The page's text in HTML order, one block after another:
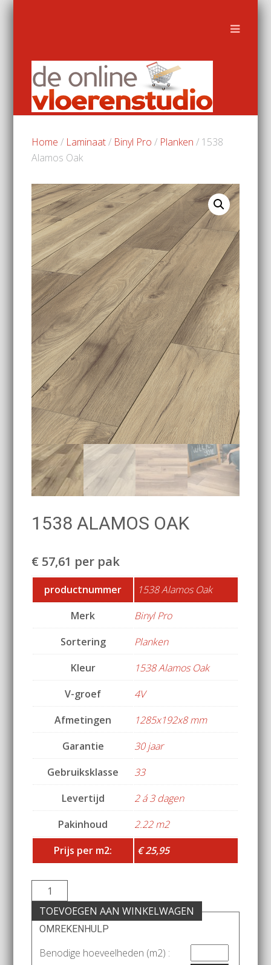
Home / Laminaat/ Binyl Pro / Planken / 1538
Alamos Oak
1538 ALAMOS OAK
€ 57,61 per pak
productnummer
1538 Alamos Oak
Merk
Binyl Pro
Sortering
Planken
Kleur
1538 Alamos Oak
V-groef
4V
Afmetingen
1285x192x8 mm
Garantie
30 jaar
Gebruiksklasse
33
Levertijd
2 á 3 dagen
Pakinhoud
2.22 m2
Prijs per m2:
€ 25,95
TOEVOEGEN AAN WINKELWAGEN
OMREKENHULP
Benodige hoeveelheden (m2) :